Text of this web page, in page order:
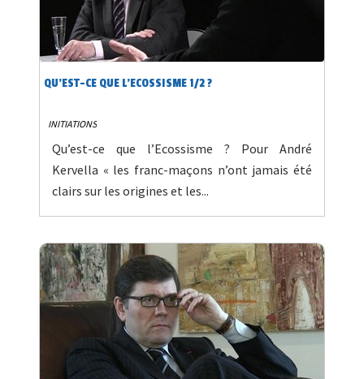
QU’EST-CE QUE L’ECOSSISME 1/2 ?
INITIATIONS
Qu’est-ce que l’Ecossisme ? Pour André
Kervella « les franc-maçons n’ont jamais été
clairs sur les origines et les...